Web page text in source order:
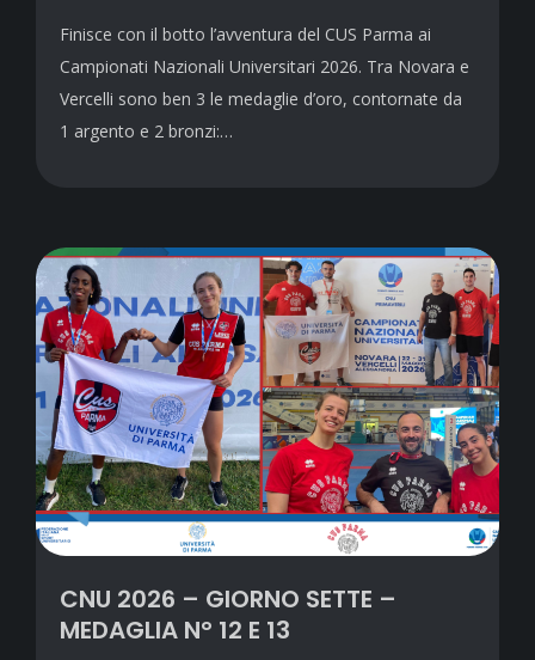
Finisce con il botto l’avventura del CUS Parma ai
Campionati Nazionali Universitari 2026. Tra Novara e
Vercelli sono ben 3 le medaglie d’oro, contornate da
1 argento e 2 bronzi:…
CNU 2026 – GIORNO SETTE –
MEDAGLIA N° 12 E 13